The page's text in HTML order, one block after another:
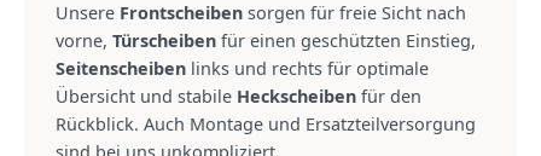
Unsere Frontscheiben sorgen für freie Sicht nach
vorne, Türscheiben für einen geschützten Einstieg,
Seitenscheiben links und rechts für optimale
Übersicht und stabile Heckscheiben für den
Rückblick. Auch Montage und Ersatzteilversorgung